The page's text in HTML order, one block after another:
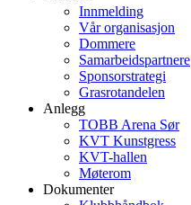
Innmelding
Vår organisasjon
Dommere
Samarbeidspartnere
Sponsorstrategi
Grasrotandelen
Anlegg
TOBB Arena Sør
KVT Kunstgress
KVT-hallen
Møterom
Dokumenter